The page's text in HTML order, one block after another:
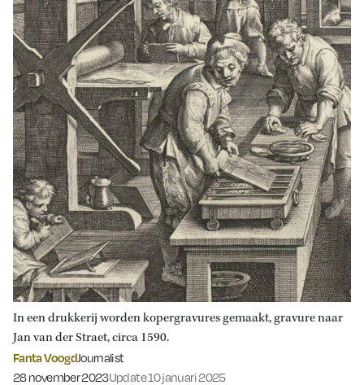
In een drukkerij worden kopergravures gemaakt, gravure naar
Jan van der Straet, circa 1590.
Fanta VoogdJournalist
Gepubliceerd op:
28 november 2023Update 10 januari 2025